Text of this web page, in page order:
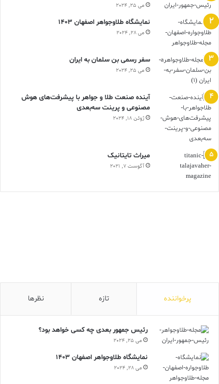
می 25, 2024
نمایشگاه طلاوجواهر اصفهان 1403
می 28, 2024
سفر رسمی بن سلمان به ایران
می 25, 2024
آینده صنعت طلا و جواهر با پیشرفت‌های هوش
مصنوعی و پرینت سه‌بعدی
ژوئن 18, 2024
ميراث تايتانيک
آگوست 7, 2021
پرخواننده تازه نظرها
رئیس جمهور بعدی چه کسی خواهد بود؟
می 25, 2024
نمایشگاه طلاوجواهر اصفهان 1403
می 28, 2024